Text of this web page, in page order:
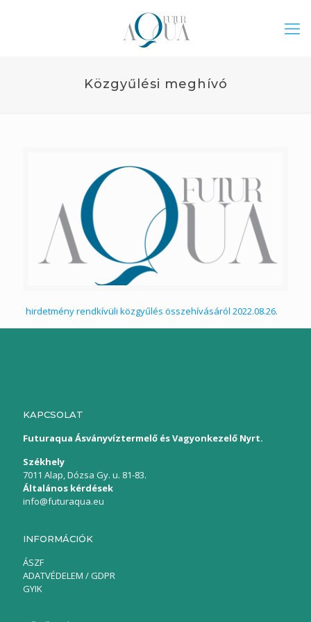
Közgyűlési meghívó
hirdetmény rendkívüli közgyűlés összehívásáról 2022.08.26.
KAPCSOLAT
Futuraqua Ásványvíztermelő és Vagyonkezelő Nyrt.
Székhely
7011 Alap, Dózsa Gy. u. 81-83.
Általános kérdések
info@futuraqua.eu
INFORMÁCIÓK
ÁSZF
ADATVÉDELEM / GDPR
GYIK